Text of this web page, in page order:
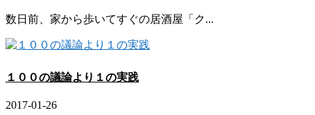
数日前、家から歩いてすぐの居酒屋「ク...
１００の議論より１の実践
2017-01-26